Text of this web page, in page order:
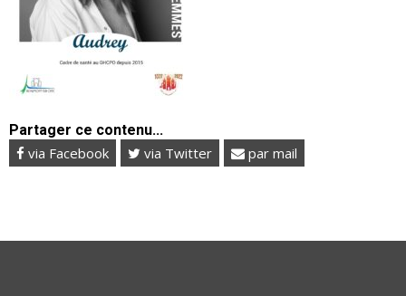
Partager ce contenu...
via Facebook via Twitter par mail